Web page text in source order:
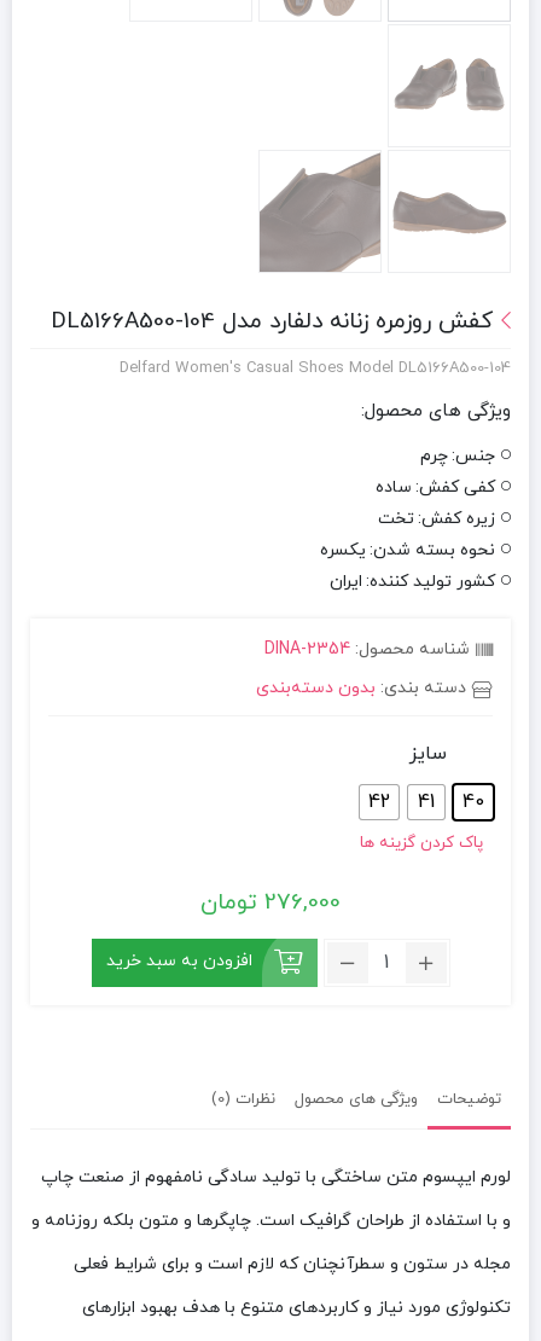
کفش روزمره زنانه دلفارد مدل DL5166A500-104
Delfard Women's Casual Shoes Model DL5166A500-104
ویژگی های محصول:
جنس:چرم
کفی کفش: ساده
زیره کفش:تخت
نحوه بسته شدن: یکسره
کشور تولید کننده: ایران
شناسه محصول: DINA-2354
دسته بندی: بدون دسته‌بندی
سایز
40
41
42
پاک کردن گزینه ها
276,000 تومان
تعداد:
مدل
افزودن به سبد خرید
توضیحات ویژگی های محصول نظرات (0)
لورم ایپسوم متن ساختگی با تولید سادگی نامفهوم از صنعت چاپ
و با استفاده از طراحان گرافیک است. چاپگرها و متون بلکه روزنامه و
مجله در ستون و سطرآنچنان که لازم است و برای شرایط فعلی
تکنولوژی مورد نیاز و کاربردهای متنوع با هدف بهبود ابزارهای